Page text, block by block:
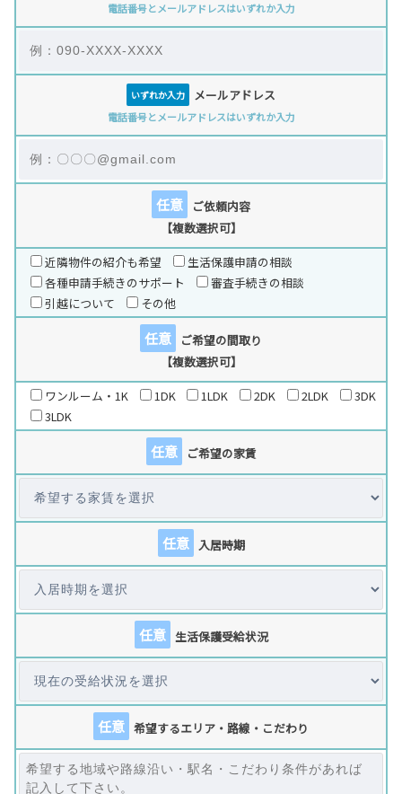
電話番号とメールアドレスはいずれか入力
いずれか入力 メールアドレス
電話番号とメールアドレスはいずれか入力
任意
ご依頼内容
【複数選択可】
近隣物件の紹介も希望
生活保護申請の相談
各種申請手続きのサポート
審査手続きの相談
引越について
その他
任意
ご希望の間取り
【複数選択可】
ワンルーム・1K
1DK 1LDK 2DK 2LDK
3DK
3LDK
任意 ご希望の家賃
任意 入居時期
任意 生活保護受給状況
任意 希望するエリア・路線・こだわり